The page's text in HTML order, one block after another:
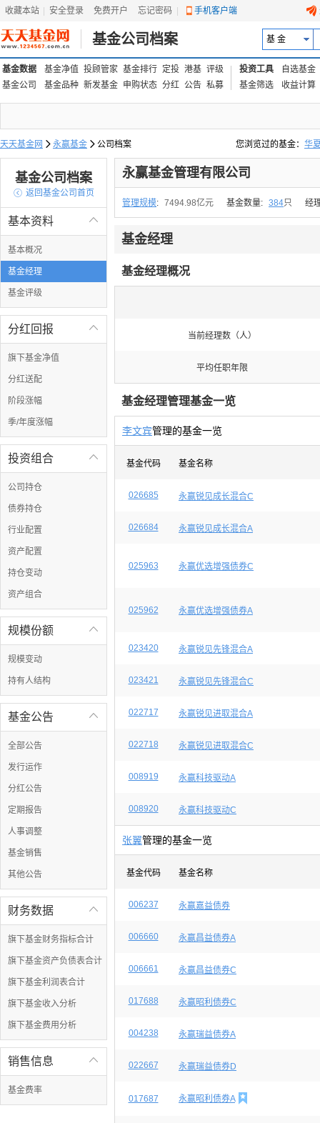
收藏本站 安全登录 免费开户 忘记密码 手机客户端
基金公司档案 基 金
基金数据 基金净值 投顾管家 基金排行 定投 港基 评级
基金公司
基金品种 新发基金 申购状态 分红 公告 私募
投资工具
自选基金
基金筛选
收益计算
天天基金网  永赢基金  公司档案 您浏览过的基金： 华
易方达上证中盘ETF联
基金公司档案
 返回基金公司首页

基本资料
基本概况
基金经理
基金评级

分红回报
旗下基金净值
分红送配
阶段涨幅
季/年度涨幅

投资组合
公司持仓
债券持仓
行业配置
资产配置
持仓变动
资产组合

规模份额
规模变动
持有人结构

基金公告
全部公告
发行运作
分红公告
定期报告
人事调整
基金销售
其他公告

财务数据
旗下基金财务指标合计
旗下基金资产负债表合计
旗下基金利润表合计
旗下基金收入分析
旗下基金费用分析

销售信息
基金费率
永赢基金管理有限公司
管理规模: 7494.98亿元 基金数量: 384只 经
基金经理
基金经理概况
当前经理数（人）
平均任职年限
基金经理管理基金一览
李文宾管理的基金一览
基金代码 基金名称
026685 永赢锐见成长混合C
026684 永赢锐见成长混合A
025963 永赢优选增强债券C
025962 永赢优选增强债券A
023420 永赢锐见先锋混合A
023421 永赢锐见先锋混合C
022717 永赢锐见进取混合A
022718 永赢锐见进取混合C
008919 永赢科技驱动A
008920 永赢科技驱动C
张翼管理的基金一览
基金代码 基金名称
006237 永赢嘉益债券
006660 永赢昌益债券A
006661 永赢昌益债券C
017688 永赢昭利债券C
004238 永赢瑞益债券A
022667 永赢瑞益债券D
017687 永赢昭利债券A 